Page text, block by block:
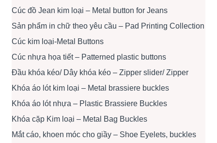
Cúc đồ Jean kim loại – Metal button for Jeans
Sản phẩm in chữ theo yêu cầu – Pad Printing Collection
Cúc kim loại-Metal Buttons
Cúc nhựa họa tiết – Patterned plastic buttons
Đầu khóa kéo/ Dây khóa kéo – Zipper slider/ Zipper
Khóa áo lót kim loại – Metal brassiere buckles
Khóa áo lót nhựa – Plastic Brassiere Buckles
Khóa cặp Kim loại – Metal Bag Buckles
Mắt cáo, khoen móc cho giầy – Shoe Eyelets, buckles